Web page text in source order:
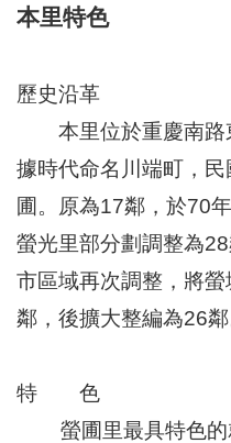
檢
索
統
局
化
資
產
北
里
本里特色
歷史沿革
本里位於重慶南路
據時代命名川端町，
圃。原為17鄰，於70
螢光里部分劃調整為
市區域再次調整，將
鄰，後擴大整編為26鄰
特 色
螢圃里最具特色的